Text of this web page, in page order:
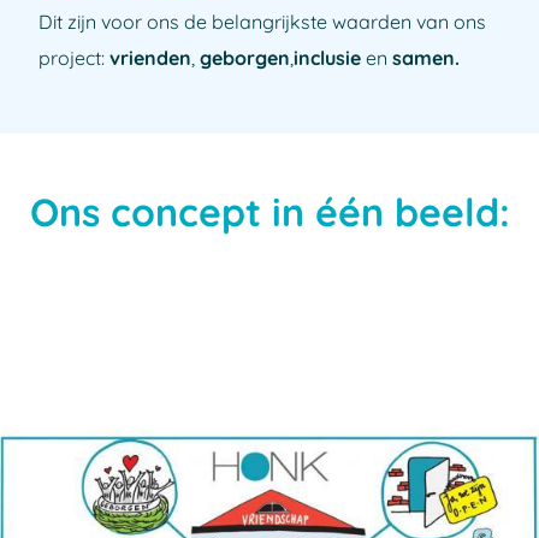
Dit zijn voor ons de belangrijkste waarden van ons
project: vrienden geborgen inclusie en samen.
Ons concept in één beeld: